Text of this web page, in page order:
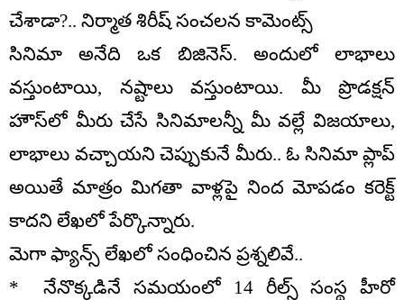
చేశాడా?.. నిర్మాత శిరీష్ సంచలన కామెంట్స్
సినిమా అనేది ఒక బిజినెస్. అందులో లాభాలు
వస్తుంటాయి, నష్టాలు వస్తుంటాయి. మీ ప్రొడక్షన్
హౌస్‌లో మీరు చేసే సినిమాలన్నీ మీ వల్లే విజయాలు,
లాభాలు వచ్చాయని చెప్పుకునే మీరు.. ఓ సినిమా ప్లాప్
అయితే మాత్రం మిగతా వాళ్లపై నింద మోపడం కరెక్ట్
కాదని లేఖలో పేర్కొన్నారు.
మెగా ఫ్యాన్స్ లేఖలో సంధించిన ప్రశ్నలివే..
* నేనొక్కడినే సమయంలో 14 రీల్స్ సంస్థ హీరో